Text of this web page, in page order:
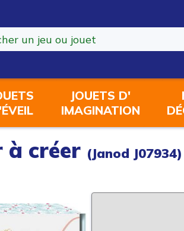
JOUETS D'
IMAGINATION
à créer (Janod J07934)